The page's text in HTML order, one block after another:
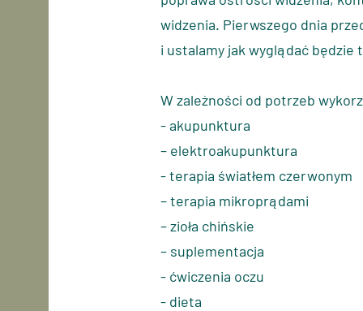
widzenia. Pierwszego dnia
i ustalamy jak wyglądać będzie
W zależności od potrzeb
- akupunktura
– elektroakupunktura
- terapia światłem czerwonym
– terapia mikroprądami
– zioła chińskie
– suplementacja
- ćwiczenia oczu
- dieta